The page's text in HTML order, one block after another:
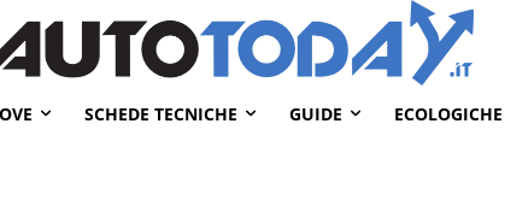
SCHEDE TECNICHE GUIDE ECOLOGICHE